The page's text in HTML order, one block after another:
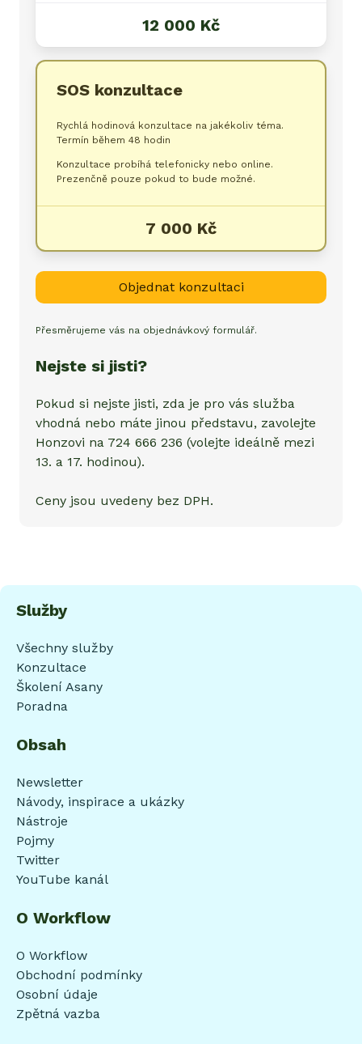
12 000 Kč
SOS konzultace
Rychlá hodinová konzultace na jakékoliv téma.
Termín během 48 hodin
Konzultace probíhá telefonicky nebo online.
Prezenčně pouze pokud to bude možné.
7 000 Kč
Objednat konzultaci
Přesměrujeme vás na objednávkový formulář.
Nejste si jisti?
Pokud si nejste jisti, zda je pro vás služba
vhodná nebo máte jinou představu, zavolejte
Honzovi na 724 666 236 (volejte ideálně mezi
13. a 17. hodinou).
Ceny jsou uvedeny bez DPH.
Služby
Všechny služby
Konzultace
Školení Asany
Poradna
Obsah
Newsletter
Návody, inspirace a ukázky
Nástroje
Pojmy
Twitter
YouTube kanál
O Workflow
O Workflow
Obchodní podmínky
Osobní údaje
Zpětná vazba